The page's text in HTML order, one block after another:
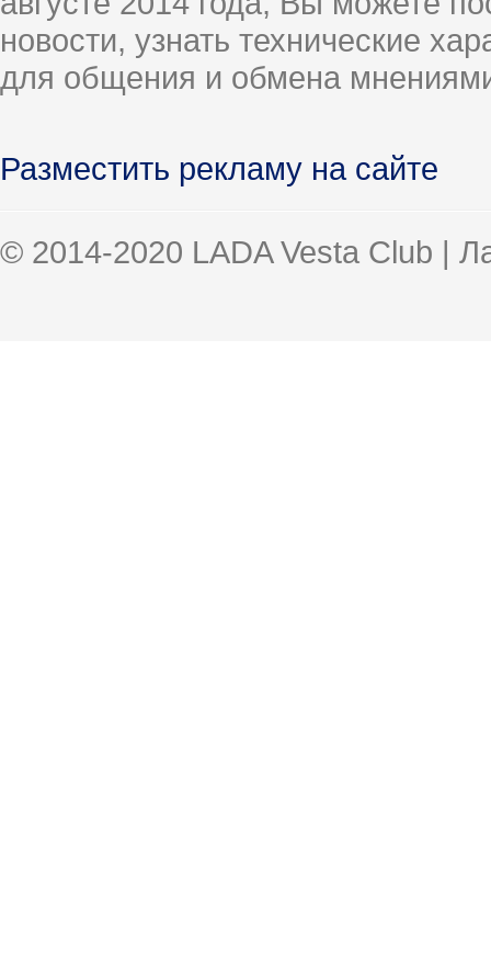
новости, узнать технические
для общения и обмена
Разместить рекламу на сайте
© 2014-2020 LADA Vesta Club |